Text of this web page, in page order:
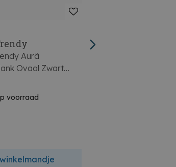
Aurä
Ovaal Zwart
voorraad
Securit